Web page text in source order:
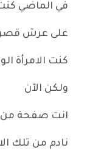
في الماضي
على عرش قصر
كنت الامرأة
ولكن الآن
انت صفحة من
نادم من تلك